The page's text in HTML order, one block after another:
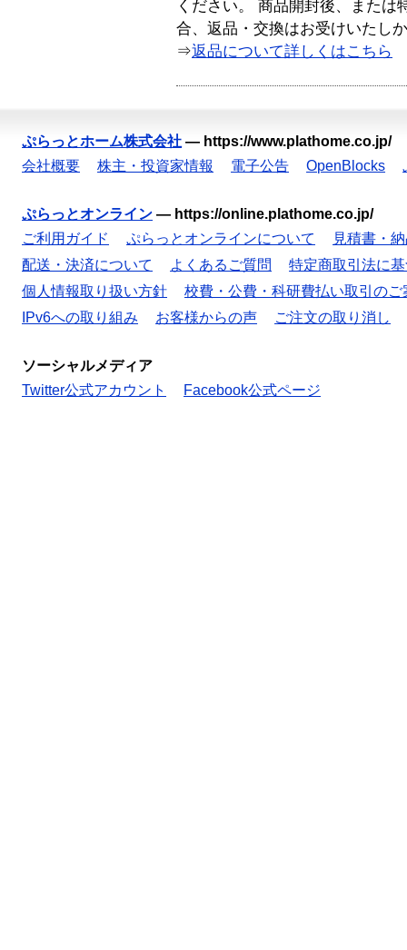
ください。 商品開封後、または
合、返品・交換はお受けいたし
⇒返品について詳しくはこちら
ぷらっとホーム株式会社 — https://www.plathome.co.jp/
会社概要
株主・投資家情報 電子公告 OpenBlocks
ぷらっとオンライン — https://online.plathome.co.jp/
ご利用ガイド
ぷらっとオンラインについて
見積書・
配送・決済について
よくあるご質問
特定商取引法に
個人情報取り扱い方針
校費・公費・科研費払い取引のご
IPv6への取り組み
お客様からの声 ご注文の取り消し
ソーシャルメディア
Twitter公式アカウント
Facebook公式ページ